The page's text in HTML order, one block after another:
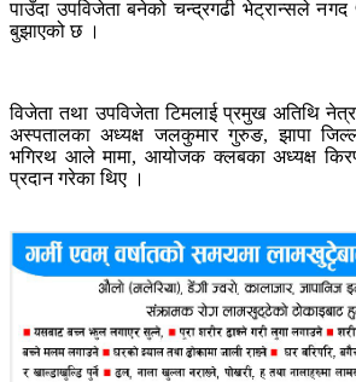
पाउँदा उपविजेता बनेको चन्द्रगढी भेट्रान्सले नगद
बुझाएको छ ।
विजेता तथा उपविजेता टिमलाई प्रमुख अतिथि
अस्पतालका अध्यक्ष जलकुमार गुरुङ, झापा
भगिरथ आले मामा, आयोजक क्लबका अध्यक्ष
प्रदान गरेका थिए ।